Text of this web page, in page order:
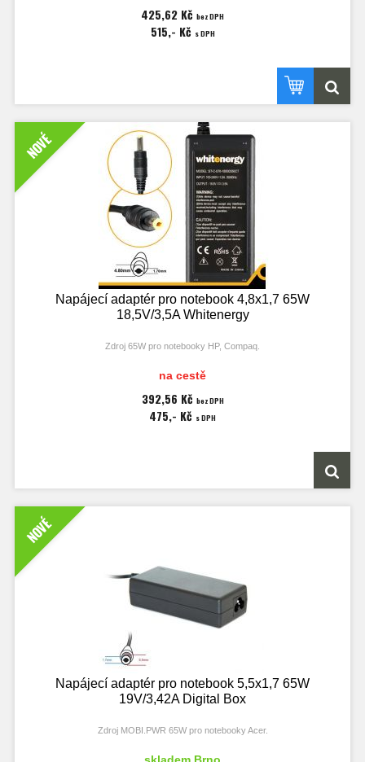
425,62 Kč bez DPH
515,- Kč s DPH
NOVÉ
Napájecí adaptér pro notebook 4,8x1,7 65W
18,5V/3,5A Whitenergy
Zdroj 65W pro notebooky HP, Compaq.
Příslušenství: síťový kabel 2žilový.
na cestě
392,56 Kč bez DPH
475,- Kč s DPH
NOVÉ
Napájecí adaptér pro notebook 5,5x1,7 65W
19V/3,42A Digital Box
Zdroj MOBI.PWR 65W pro notebooky Acer.